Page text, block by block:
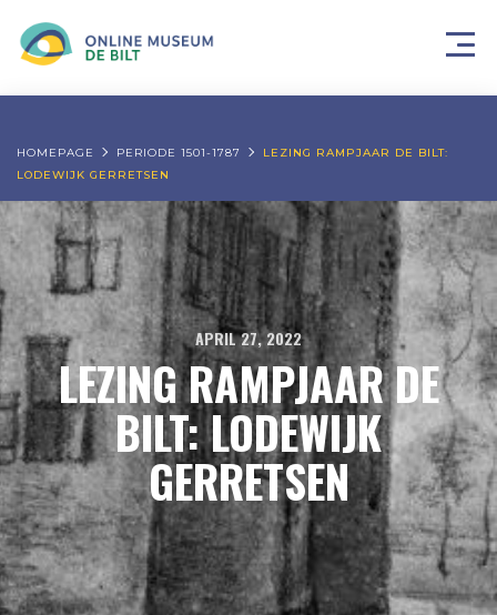
HOMEPAGE PERIODE 1501-1787
LEZING RAMPJAAR DE BILT:
LODEWIJK GERRETSEN
APRIL 27, 2022
LEZING RAMPJAAR DE
BILT: LODEWIJK
GERRETSEN